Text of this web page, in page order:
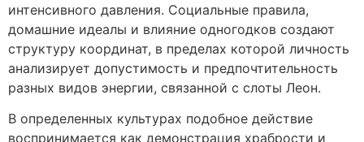
интенсивного давления. Социальные правила,
домашние идеалы и влияние одногодков создают
структуру координат, в пределах которой личность
анализирует допустимость и предпочтительность
разных видов энергии, связанной с слоты Леон.
В определенных культурах подобное действие
воспринимается как демонстрация храбрости и